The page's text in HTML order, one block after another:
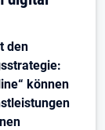
den
können